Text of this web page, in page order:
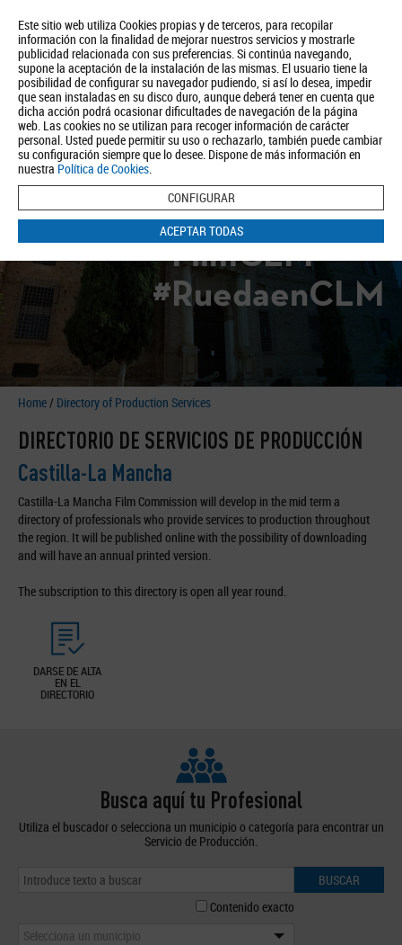
Este sitio web utiliza Cookies propias y de terceros, para recopilar
información con la finalidad de mejorar nuestros servicios y mostrarle
publicidad relacionada con sus preferencias. Si continúa navegando,
supone la aceptación de la instalación de las mismas. El usuario tiene la
posibilidad de configurar su navegador pudiendo, si así lo desea, impedir
que sean instaladas en su disco duro, aunque deberá tener en cuenta que
dicha acción podrá ocasionar dificultades de navegación de la página
web. Las cookies no se utilizan para recoger información de carácter
personal. Usted puede permitir su uso o rechazarlo, también puede cambiar
su configuración siempre que lo desee. Dispone de más información en
nuestra Política de Cookies.
CONFIGURAR
ACEPTAR TODAS
About us Tourism Política de Privacidad Aviso Legal Política de Cookies
BUSCAR
#FilmCLM
#RuedaenCLM
Home/ Directory of Production Services
DIRECTORIO DE SERVICIOS DE PRODUCCIÓN
Castilla-La Mancha
Castilla-La Mancha Film Commission will develop in the mid term a
directory of professionals who provide services to production throughout
the region. It will be published online with the possibility of downloading
and will have an annual printed version.
The subscription to this directory is open all year round.
DARSE DE ALTA
EN EL
DIRECTORIO
Busca aquí tu Profesional
Utiliza el buscador o selecciona un municipio o categoría para encontrar un
Servicio de Producción.
BUSCAR
Contenido exacto
Selecciona un municipio